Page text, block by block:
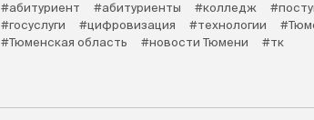
#абитуриент #абитуриенты #колледж
#госуслуги
#цифровизация #технологии
#Тюменская область
#новости Тюмени #тк